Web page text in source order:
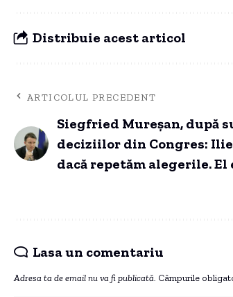
Distribuie acest articol
ARTICOLUL PRECEDENT
Siegfried Mureșan, după
deciziilor din Congres:
dacă repetăm alegerile.
Lasa un comentariu
Adresa ta de email nu va fi publicată. Câmpurile